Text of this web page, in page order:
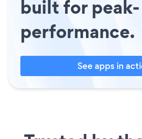
built for peak-
performance.
See apps in